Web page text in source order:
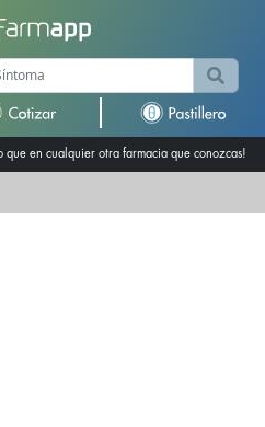
que en cualquier otra farmacia que conozcas!